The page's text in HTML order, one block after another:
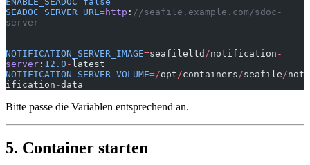
SEADOC_SERVER_URL =http : //seafile.example.com/sdoc-
server
NOTIFICATION_SERVER_IMAGE=seafileltd /notification -
server : 12.0 - latest
NOTIFICATION_SERVER_VOLUME=/opt /containers /seafile /not
ification -data
Bitte passe die Variablen entsprechend an.
5. Container starten